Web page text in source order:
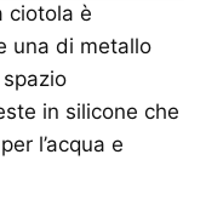
ciotola è
una di metallo
in silicone che
l’acqua e